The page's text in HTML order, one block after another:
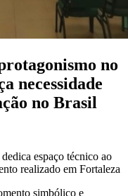
no
necessidade
no Brasil
espaço técnico ao
realizado em Fortaleza
simbólico e